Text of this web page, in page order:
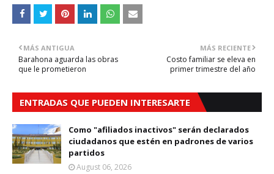
MÁS RECIENTE
Costo familiar se eleva en
primer trimestre del año
MÁS ANTIGUA
Barahona aguarda las obras
que le prometieron
ENTRADAS QUE PUEDEN INTERESARTE
Como "afiliados inactivos" serán declarados
ciudadanos que estén en padrones de varios
partidos
August 06, 2026